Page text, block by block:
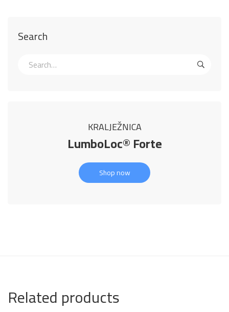
Search
KRALJEŽNICA
LumboLoc® Forte
Shop now
Related products